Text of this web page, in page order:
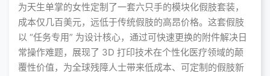
为天生单掌的女性定制了一套六只手的模块化假肢套装，
成本仅几百美元，远低于传统假肢的高昂价格。这套假肢
以 “任务专用” 为设计核心，通过可快速更换的附件解决日
常操作难题，展现了 3D 打印技术在个性化医疗领域的颠
覆性价值，为全球残障人士带来低成本、可定制的假肢新